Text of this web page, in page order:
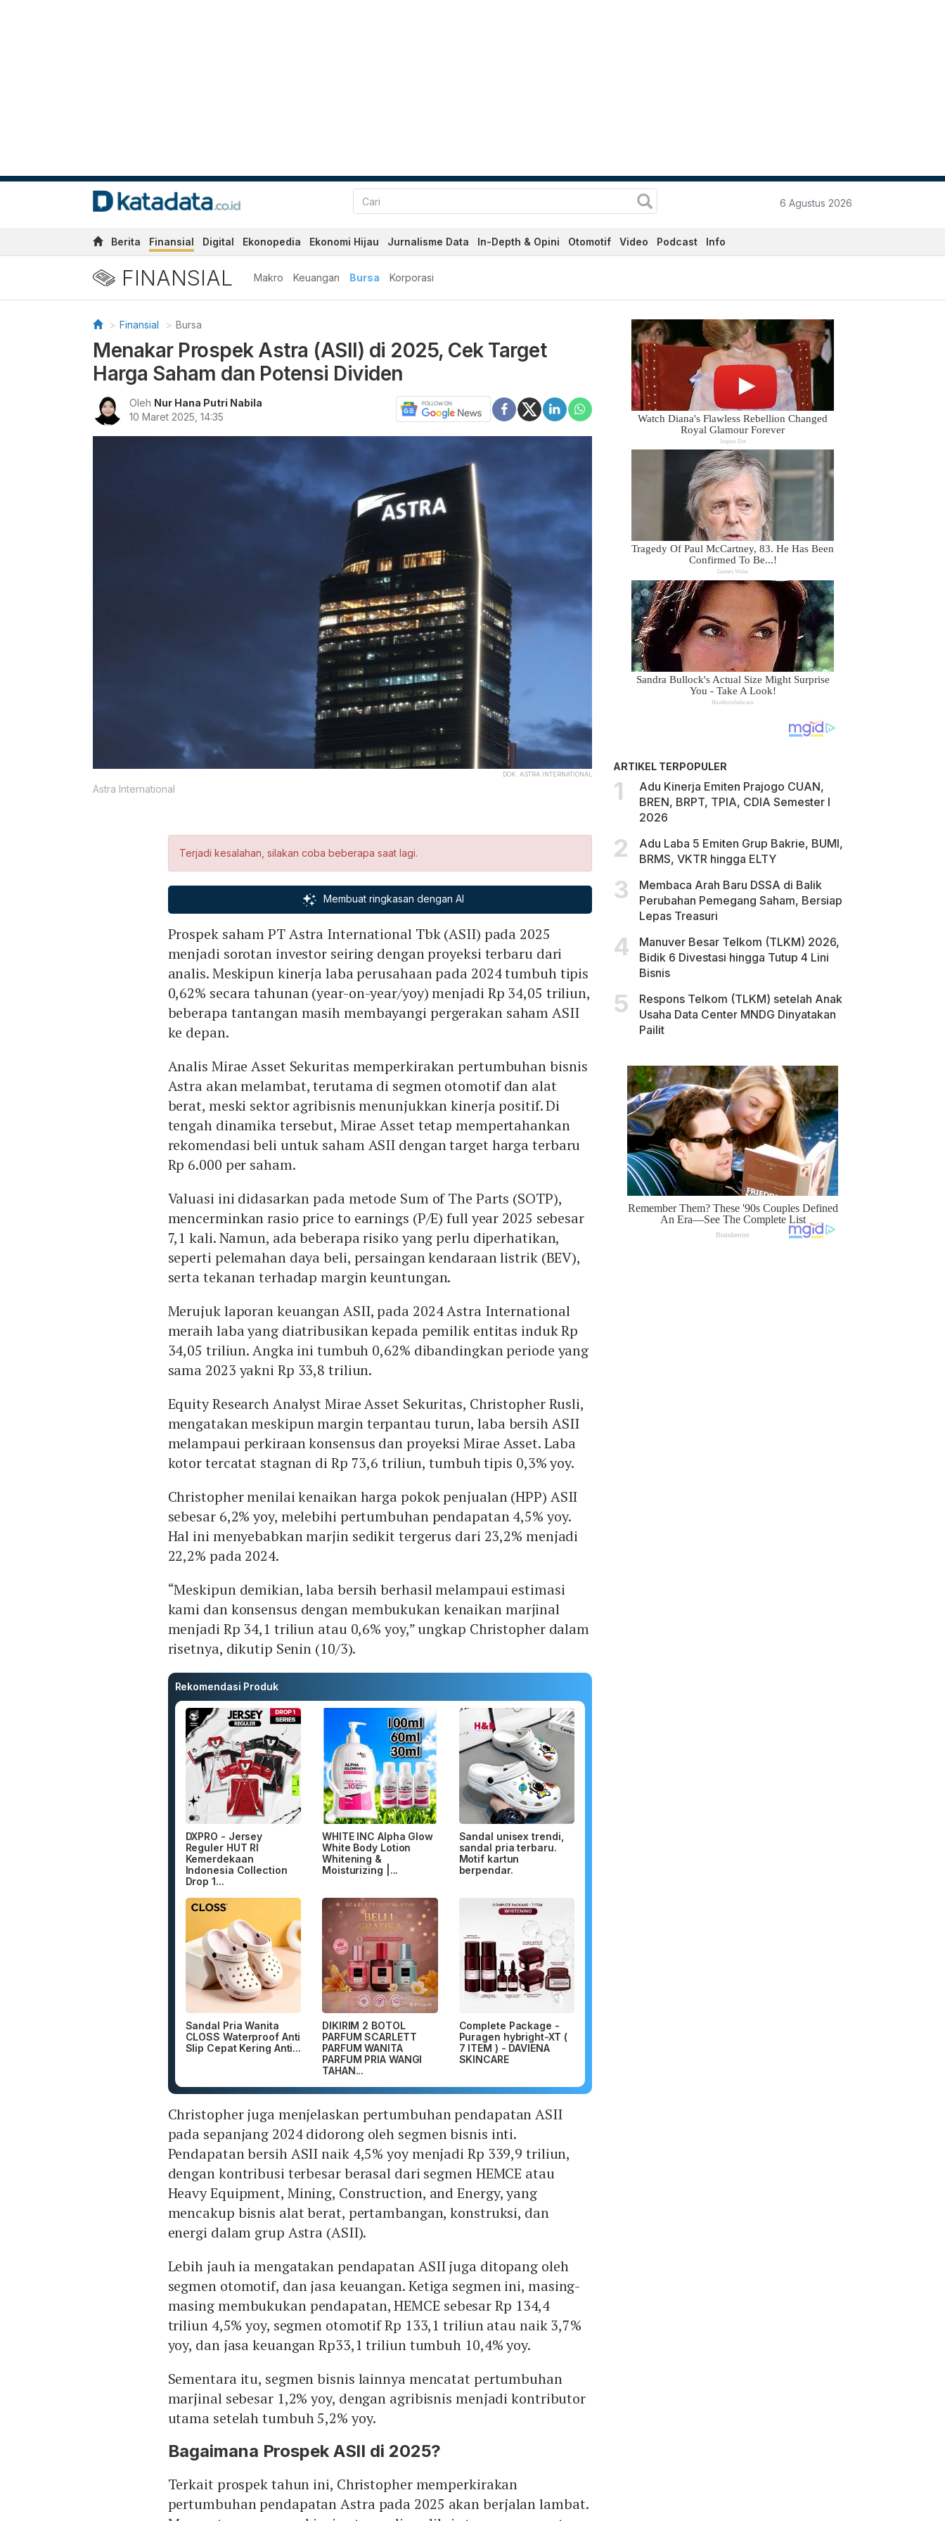
6 Agustus 2026
Berita Finansial Digital Ekonopedia Ekonomi Hijau Jurnalisme Data In-Depth & Opini Otomotif Video Podcast Info
FINANSIAL Makro Keuangan Bursa Korporasi
Finansial Bursa
Menakar Prospek Astra (ASII) di 2025, Cek Target
Harga Saham dan Potensi Dividen
Oleh Nur Hana Putri Nabila
10 Maret 2025, 14:35
DOK. ASTRA INTERNATIONAL
Astra International
Terjadi kesalahan, silakan coba beberapa saat lagi.
Membuat ringkasan dengan AI
Prospek saham PT Astra International Tbk (ASII) pada 2025
menjadi sorotan investor seiring dengan proyeksi terbaru dari
analis. Meskipun kinerja laba perusahaan pada 2024 tumbuh tipis
0,62% secara tahunan (year-on-year/yoy) menjadi Rp 34,05 triliun,
beberapa tantangan masih membayangi pergerakan saham ASII
ke depan.
Analis Mirae Asset Sekuritas memperkirakan pertumbuhan bisnis
Astra akan melambat, terutama di segmen otomotif dan alat
berat, meski sektor agribisnis menunjukkan kinerja positif. Di
tengah dinamika tersebut, Mirae Asset tetap mempertahankan
rekomendasi beli untuk saham ASII dengan target harga terbaru
Rp 6.000 per saham.
Valuasi ini didasarkan pada metode Sum of The Parts (SOTP),
mencerminkan rasio price to earnings (P/E) full year 2025 sebesar
7,1 kali. Namun, ada beberapa risiko yang perlu diperhatikan,
seperti pelemahan daya beli, persaingan kendaraan listrik (BEV),
serta tekanan terhadap margin keuntungan.
Merujuk laporan keuangan ASII, pada 2024 Astra International
meraih laba yang diatribusikan kepada pemilik entitas induk Rp
34,05 triliun. Angka ini tumbuh 0,62% dibandingkan periode yang
sama 2023 yakni Rp 33,8 triliun.
Equity Research Analyst Mirae Asset Sekuritas, Christopher Rusli,
mengatakan meskipun margin terpantau turun, laba bersih ASII
melampaui perkiraan konsensus dan proyeksi Mirae Asset. Laba
kotor tercatat stagnan di Rp 73,6 triliun, tumbuh tipis 0,3% yoy.
Christopher menilai kenaikan harga pokok penjualan (HPP) ASII
sebesar 6,2% yoy, melebihi pertumbuhan pendapatan 4,5% yoy.
Hal ini menyebabkan marjin sedikit tergerus dari 23,2% menjadi
22,2% pada 2024.
“Meskipun demikian, laba bersih berhasil melampaui estimasi
kami dan konsensus dengan membukukan kenaikan marjinal
menjadi Rp 34,1 triliun atau 0,6% yoy,” ungkap Christopher dalam
risetnya, dikutip Senin (10/3).
Rekomendasi Produk
DXPRO - Jersey
Reguler HUT RI
Kemerdekaan
Indonesia Collection
Drop 1...
WHITE INC Alpha Glow
White Body Lotion
Whitening &
Moisturizing |...
Sandal unisex trendi,
sandal pria terbaru.
Motif kartun
berpendar.
Sandal Pria Wanita
CLOSS Waterproof Anti
Slip Cepat Kering Anti...
DIKIRIM 2 BOTOL
PARFUM SCARLETT
PARFUM WANITA
PARFUM PRIA WANGI
TAHAN...
Complete Package -
Puragen hybright-XT (
7 ITEM ) - DAVIENA
SKINCARE
Christopher juga menjelaskan pertumbuhan pendapatan ASII
pada sepanjang 2024 didorong oleh segmen bisnis inti.
Pendapatan bersih ASII naik 4,5% yoy menjadi Rp 339,9 triliun,
dengan kontribusi terbesar berasal dari segmen HEMCE atau
Heavy Equipment, Mining, Construction, and Energy, yang
mencakup bisnis alat berat, pertambangan, konstruksi, dan
energi dalam grup Astra (ASII).
Lebih jauh ia mengatakan pendapatan ASII juga ditopang oleh
segmen otomotif, dan jasa keuangan. Ketiga segmen ini, masing-
masing membukukan pendapatan, HEMCE sebesar Rp 134,4
triliun 4,5% yoy, segmen otomotif Rp 133,1 triliun atau naik 3,7%
yoy, dan jasa keuangan Rp33,1 triliun tumbuh 10,4% yoy.
Sementara itu, segmen bisnis lainnya mencatat pertumbuhan
marjinal sebesar 1,2% yoy, dengan agribisnis menjadi kontributor
utama setelah tumbuh 5,2% yoy.
Bagaimana Prospek ASII di 2025?
Terkait prospek tahun ini, Christopher memperkirakan
pertumbuhan pendapatan Astra pada 2025 akan berjalan lambat.
ARTIKEL TERPOPULER
Adu Kinerja Emiten Prajogo CUAN,
BREN, BRPT, TPIA, CDIA Semester I
2026
Adu Laba 5 Emiten Grup Bakrie, BUMI,
BRMS, VKTR hingga ELTY
Membaca Arah Baru DSSA di Balik
Perubahan Pemegang Saham, Bersiap
Lepas Treasuri
Manuver Besar Telkom (TLKM) 2026,
Bidik 6 Divestasi hingga Tutup 4 Lini
Bisnis
Respons Telkom (TLKM) setelah Anak
Usaha Data Center MNDG Dinyatakan
Pailit